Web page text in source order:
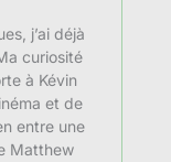
j’ai déjà
curiosité
à Kévin
et de
entre une
Matthew